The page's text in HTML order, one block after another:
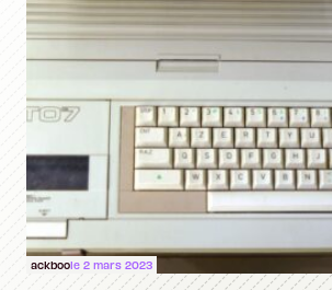
ackboole 2 mars 2023